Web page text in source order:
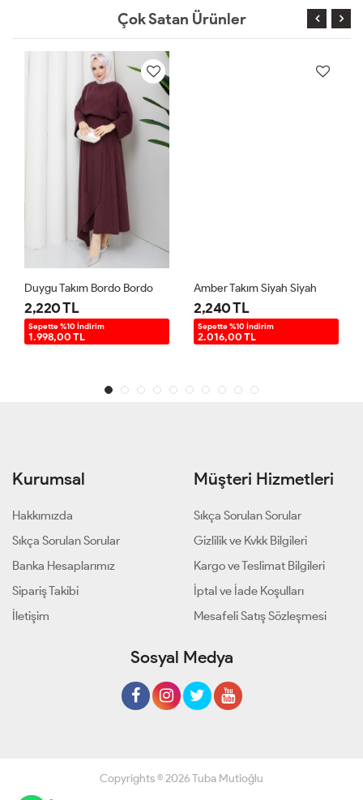
Çok Satan Ürünler
Duygu Takım Bordo Bordo
2,220 TL
Sepette %10 İndirim
1.998,00 TL
Amber Takım Siyah Siyah
2,240 TL
Sepette %10 İndirim
2.016,00 TL
Kurumsal
Hakkımızda
Sıkça Sorulan Sorular
Banka Hesaplarımız
Sipariş Takibi
İletişim
Müşteri Hizmetleri
Sıkça Sorulan Sorular
Gizlilik ve Kvkk Bilgileri
Kargo ve Teslimat Bilgileri
İptal ve İade Koşulları
Mesafeli Satış Sözleşmesi
Sosyal Medya
Copyrights © 2026 Tuba Mutioğlu